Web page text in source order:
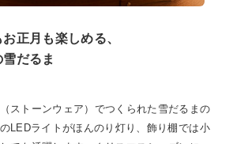
正月も楽しめる、
だるま
ストーンウェア）でつくられた雪だるまの
LEDライトがほんのり灯り、飾り棚では小